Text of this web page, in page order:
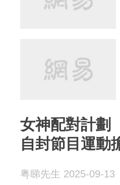
女神配對計劃
自封節目運動
粤睇先生 2025-09-13